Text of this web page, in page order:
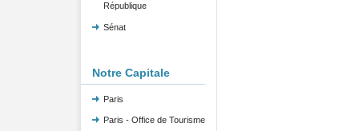
République
Sénat
Notre Capitale
Paris
Paris - Office de Tourisme